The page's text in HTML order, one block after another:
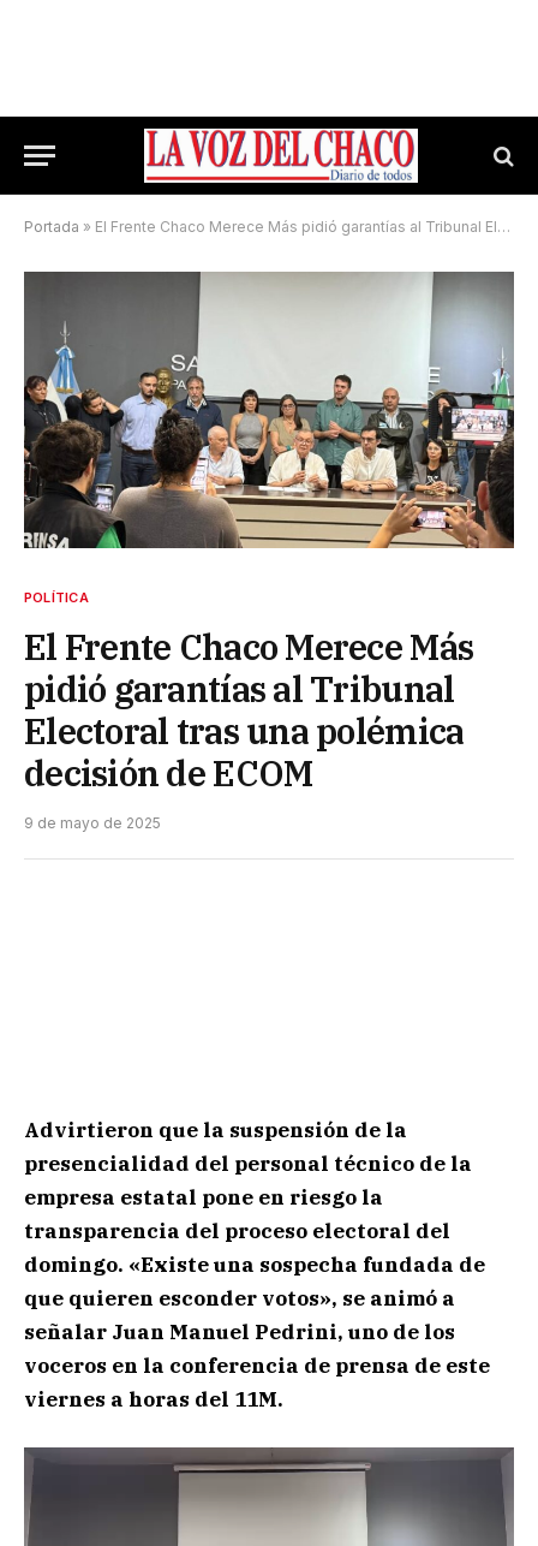
Portada » El Frente Chaco Merece Más pidió garantías al Tribunal Electoral tras una polémica decisión de ECOM
POLÍTICA
El Frente Chaco Merece Más
pidió garantías al Tribunal
Electoral tras una polémica
decisión de ECOM
9 de mayo de 2025
Advirtieron que la suspensión de la
presencialidad del personal técnico de la
empresa estatal pone en riesgo la
transparencia del proceso electoral del
domingo. «Existe una sospecha fundada de
que quieren esconder votos», se animó a
señalar Juan Manuel Pedrini, uno de los
voceros en la conferencia de prensa de este
viernes a horas del 11M.